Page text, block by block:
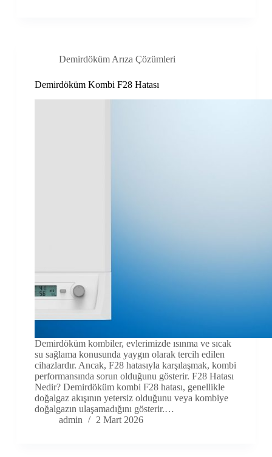
Demirdöküm Arıza Çözümleri
Demirdöküm Kombi F28 Hatası
Demirdöküm kombiler, evlerimizde ısınma ve sıcak
su sağlama konusunda yaygın olarak tercih edilen
cihazlardır. Ancak, F28 hatasıyla karşılaşmak, kombi
performansında sorun olduğunu gösterir. F28 Hatası
Nedir? Demirdöküm kombi F28 hatası, genellikle
doğalgaz akışının yetersiz olduğunu veya kombiye
doğalgazın ulaşamadığını gösterir.…
admin
2 Mart 2026